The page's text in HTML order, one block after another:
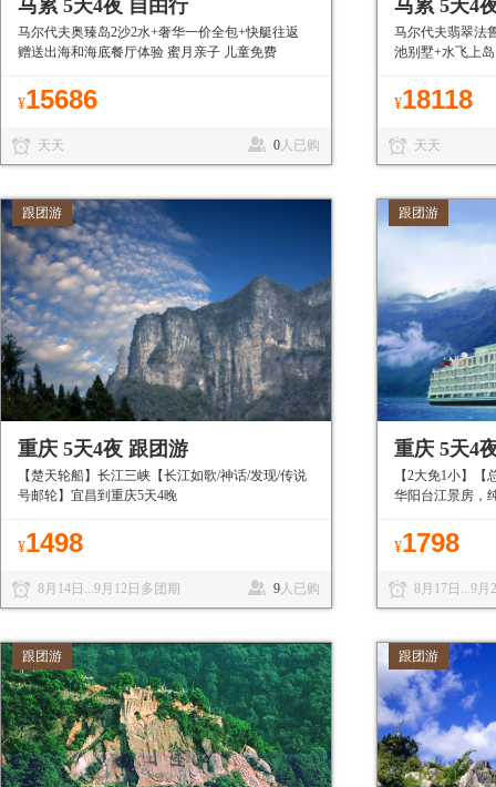
马累 5天4夜 自由行
马尔代夫奥臻岛2沙2水+奢华一价全包+快艇往返
赠送出海和海底餐厅体验 蜜月亲子 儿童免费
¥15686
天天 0人已购
马累 5天4
马尔代夫翡翠法
池别墅+水飞上
¥18118
天天
跟团游
重庆 5天4夜 跟团游
【楚天轮船】长江三峡【长江如歌/神话/发现/传说
号邮轮】宜昌到重庆5天4晚
¥1498
8月14日...9月12日多团期 9人已购
跟团游
重庆 5天4
【2大免1小】
华阳台江景房，
¥1798
8月17日...9月
跟团游 跟团游